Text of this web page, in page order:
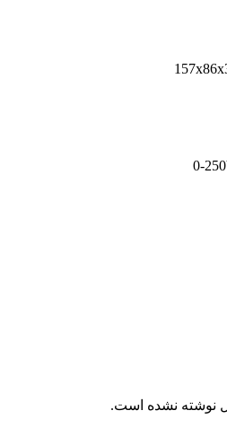
0-
نوشته نشده است.